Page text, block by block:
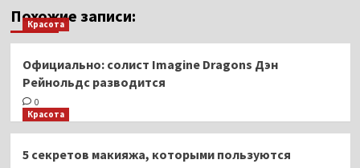
Похожие записи:
Красота
Официально: солист Imagine Dragons Дэн
Рейнольдс разводится
0
Красота
5 секретов макияжа, которыми пользуются